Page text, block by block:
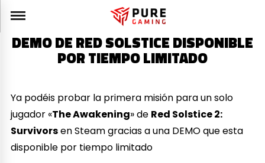
DEMO DE RED SOLSTICE DISPONIBLE
POR TIEMPO LIMITADO
Ya podéis probar la primera misión para un solo
jugador «The Awakening» de Red Solstice 2:
Survivorsen Steam gracias a una DEMO que esta
disponible por tiempo limitado